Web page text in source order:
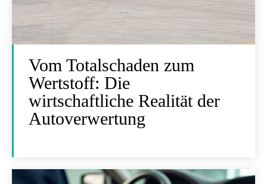
Vom Totalschaden zum
Wertstoff: Die
wirtschaftliche Realität der
Autoverwertung